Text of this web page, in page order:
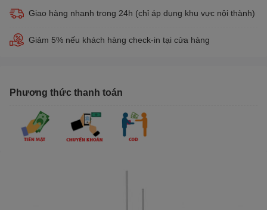
Giao hàng nhanh trong 24h (chỉ áp dụng khu vực nội thành)
Giảm 5% nếu khách hàng check-in tại cửa hàng
Phương thức thanh toán